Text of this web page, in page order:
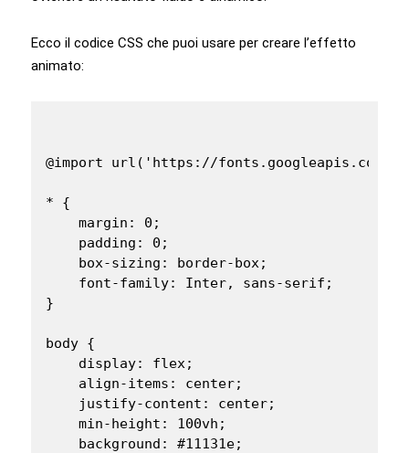
Ecco il codice CSS che puoi usare per creare l’effetto
animato:
@import url('https://fonts.googleapis.com/
* {
    margin: 0;
    padding: 0;
    box-sizing: border-box;
    font-family: Inter, sans-serif;
}
body {
    display: flex;
    align-items: center;
    justify-content: center;
    min-height: 100vh;
    background: #11131e;